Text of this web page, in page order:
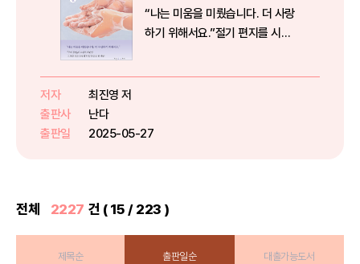
“나는 미움을 미뤘습니다. 더 사랑
하기 위해서요.”절기 편지를 시작
가 쓴 모든 소설의 ‘비밀’이 담긴...
저자
최진영 저
출판사
난다
출판일
2025-05-27
전체 2227 건 ( 15 / 223 )
제목순 출판일순 대출가능도서